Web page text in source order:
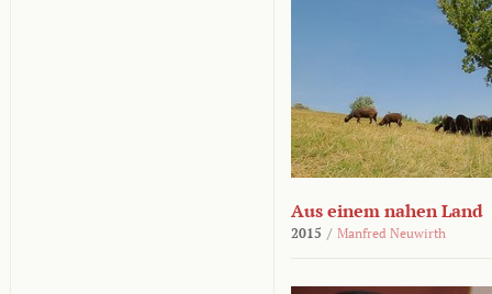
Aus einem nahen Land
2015 / Manfred Neuwirth